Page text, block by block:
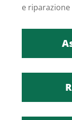
e riparazione